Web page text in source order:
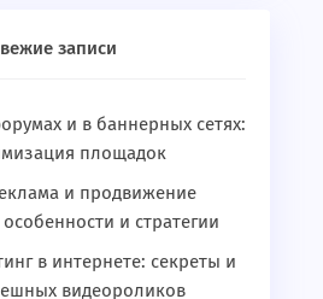
записи
и в баннерных сетях:
площадок
и продвижение
и стратегии
в интернете: секреты и
видеороликов